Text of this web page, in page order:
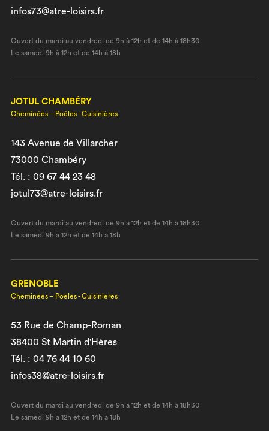
infos73@atre-loisirs.fr
Ouvert du mardi au vendredi de 9h à 12h et de 14h à 18h30
Le samedi 9h à 12h et de 14h à 18h
JOTUL CHAMBÉRY
Cheminées – Poêles - Cuisinières
143 Avenue de Villarcher
73000 Chambéry
Tél. : 09 67 44 23 48
jotul73@atre-loisirs.fr
Ouvert du mardi au vendredi de 9h à 12h et de 14h à 18h30
Le samedi 9h à 12h et de 14h à 18h
GRENOBLE
Cheminées – Poêles - Cuisinières
53 Rue de Champ-Roman
38400 St Martin d'Hères
Tél. : 04 76 44 10 60
infos38@atre-loisirs.fr
Ouvert du mardi au vendredi de 9h à 12h et de 14h à 18h30
Le samedi 9h à 12h et de 14h à 18h